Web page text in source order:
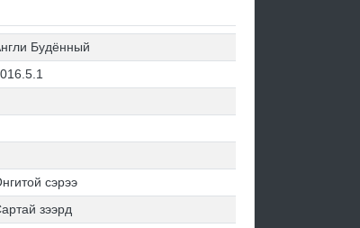
Будённый
сэрээ
зээрд